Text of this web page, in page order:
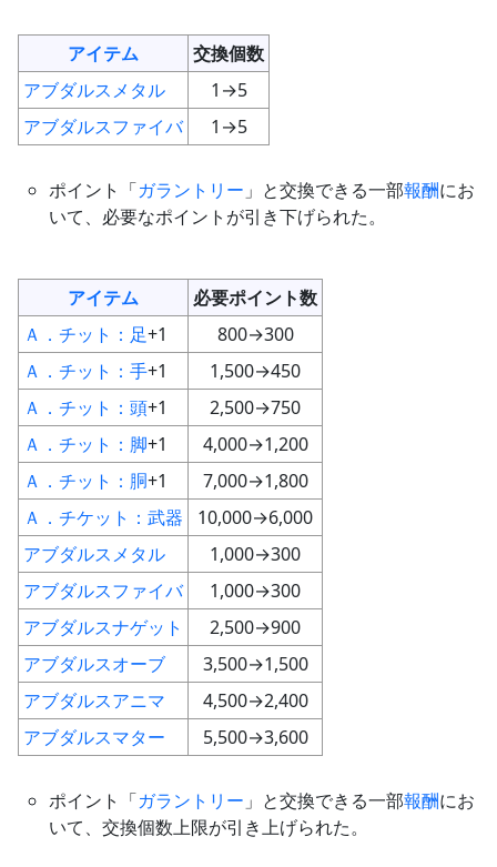
アイテム
交換個数
アブダルスメタル
1→5
アブダルスファイバ
1→5
ポイント「ガラントリー 」と交換できる一部報酬にお
いて、必要なポイントが引き下げられた。
アイテム
必要ポイント数
Ａ．チット：足+1
800→300
Ａ．チット：手+1
1,500→450
Ａ．チット：頭+1
2,500→750
Ａ．チット：脚+1
4,000→1,200
Ａ．チット：胴+1
7,000→1,800
Ａ．チケット：武器
10,000→6,000
アブダルスメタル
1,000→300
アブダルスファイバ
1,000→300
アブダルスナゲット
2,500→900
アブダルスオーブ
3,500→1,500
アブダルスアニマ
4,500→2,400
アブダルスマター
5,500→3,600
ポイント「ガラントリー 」と交換できる一部報酬にお
いて、交換個数上限が引き上げられた。